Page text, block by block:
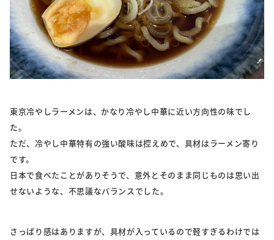
東京冷やしラーメンは、かなり冷やし中華に近い方向性の味でし
た。
ただ、冷やし中華特有の強い酸味は控えめで、具材はラーメン寄り
です。
日本で食べたことがありそうで、意外とそのまま同じものは思い出
せないような、不思議なバランスでした。
さっぱり感はありますが、具材が入っているので軽すぎるわけでは